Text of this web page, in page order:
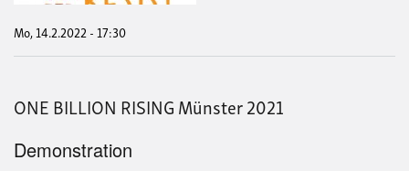
Mo, 14.2.2022 - 17:30
ONE BILLION RISING Münster 2021
Demonstration